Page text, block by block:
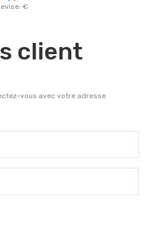
€
client
vous avec votre adresse